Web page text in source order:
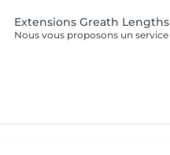
Extensions Greath Lengths